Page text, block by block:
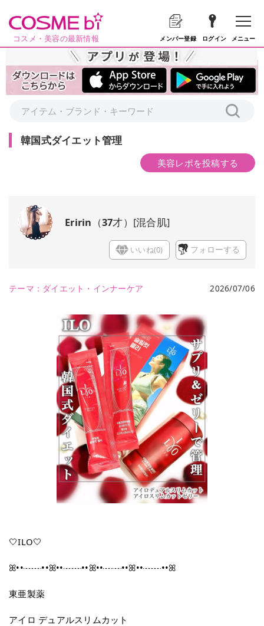
コスメ・美容の最新情報 メンバー登録 ログイン メニュー
韓国式ダイエット管理
美容レポを投稿する
Eririn （37才） [混合肌]
いいね(0) フォローする
テーマ： ダイエット・インナーケア 2026/07/06
🤍ILO🤍
ꕤ••┈┈••ꕤ••┈┈••ꕤ••┈┈••ꕤ••┈┈••ꕤ
東亜製薬
アイロ デュアルスリムカット